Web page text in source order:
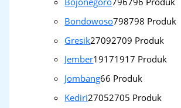
Bondowoso798798 Produk
Gresik27092709 Produk
Jember19171917 Produk
Jombang66 Produk
Kediri27052705 Produk